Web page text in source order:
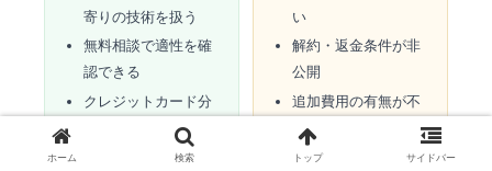
寄りの技術を扱う
無料相談で適性を確
認できる
クレジットカード分
い
解約・返金条件が非
公開
追加費用の有無が不
明
ホーム 検索 トップ サイドバー